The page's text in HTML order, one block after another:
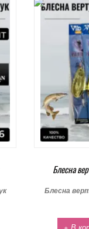
Блесна
Блесна